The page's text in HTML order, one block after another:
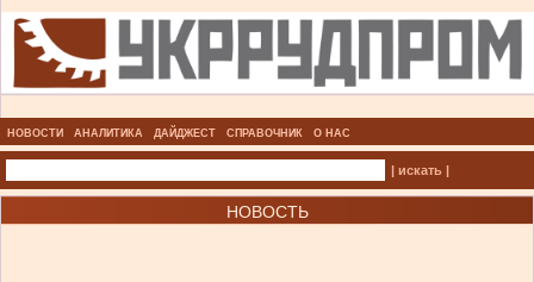
НОВОСТИ АНАЛИТИКА ДАЙДЖЕСТ СПРАВОЧНИК О НАС
| искать |
НОВОСТЬ